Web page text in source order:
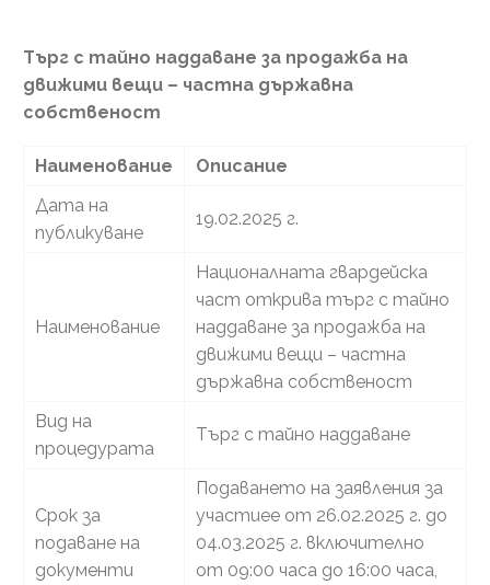
Търг с тайно наддаване за продажба на
движими вещи – частна държавна
собственост
Наименование
Описание
Дата на
публикуване
19.02.2025 г.
Наименование
Националната гвардейска
част открива търг с тайно
наддаване за продажба на
движими вещи – частна
държавна собственост
Вид на
процедурата
Търг с тайно наддаване
Срок за
подаване на
документи
Подаването на заявления за
участиее от 26.02.2025 г. до
04.03.2025 г. включително
от 09:00 часа до 16:00 часа,